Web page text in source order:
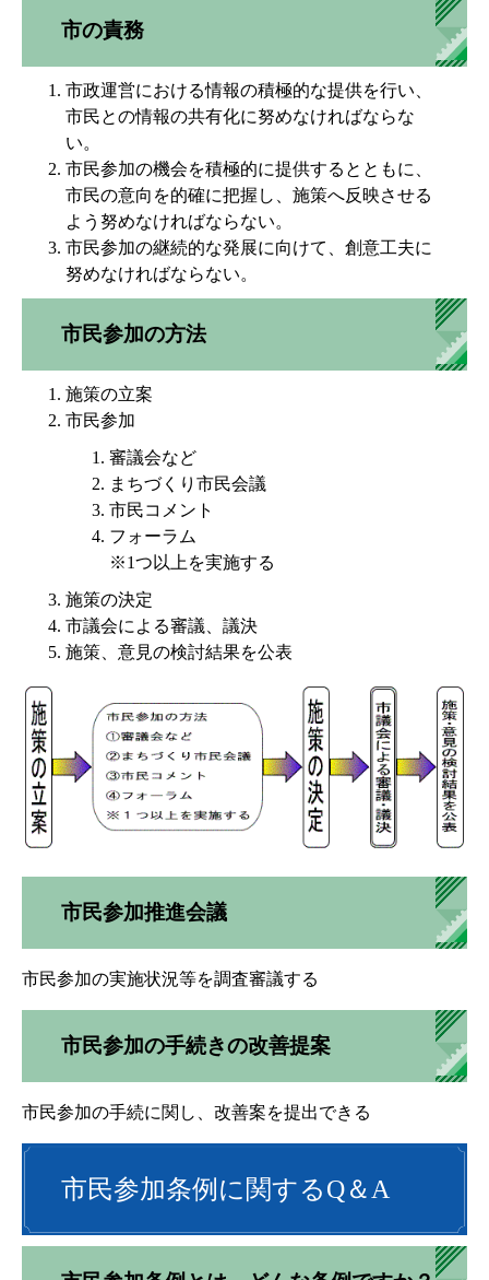
市の責務
市政運営における情報の積極的な提供を行い、
市民との情報の共有化に努めなければならな
い。
市民参加の機会を積極的に提供するとともに、
市民の意向を的確に把握し、施策へ反映させる
よう努めなければならない。
市民参加の継続的な発展に向けて、創意工夫に
努めなければならない。
市民参加の方法
施策の立案
市民参加
審議会など
まちづくり市民会議
市民コメント
フォーラム
※1つ以上を実施する
施策の決定
市議会による審議、議決
施策、意見の検討結果を公表
市民参加推進会議
市民参加の実施状況等を調査審議する
市民参加の手続きの改善提案
市民参加の手続に関し、改善案を提出できる
市民参加条例に関するQ＆A